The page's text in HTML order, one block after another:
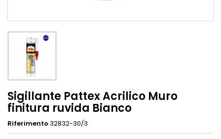
Sigillante Pattex Acrilico Muro
finitura ruvida Bianco
Riferimento 32832-30/3